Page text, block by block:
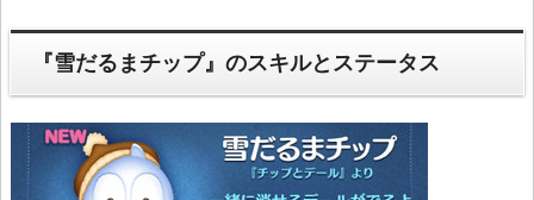
『雪だるまチップ』のスキルとステータス